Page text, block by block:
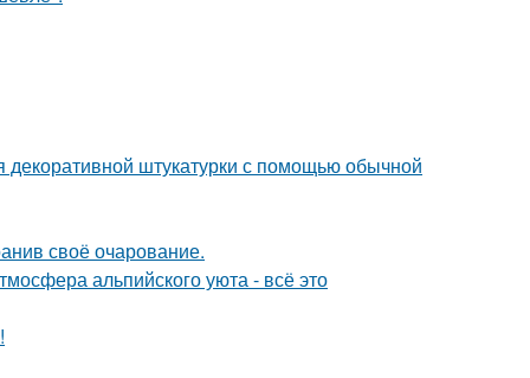
декоративной штукатурки с помощью обычной
своё очарование.
альпийского уюта - всё это